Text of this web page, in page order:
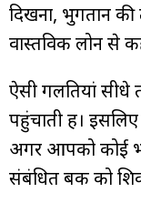
दिखना, भुगतान की
वास्तविक लोन से
ऐसी गलतियां
पहुंचाती हैं। इसलिए
अगर आपको कोई भी
संबंधित बैंक को